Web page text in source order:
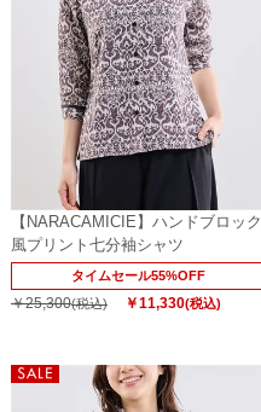
【NARACAMICIE】ハンドブロック
風プリント七分袖シャツ
タイムセール55%OFF
￥25,300(税込) ￥11,330(税込)